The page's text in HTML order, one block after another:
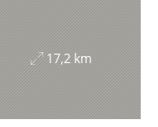
17,2 km